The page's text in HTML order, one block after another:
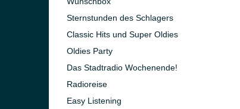
Sternstunden des Schlagers
Classic Hits und Super Oldies
Oldies Party
Das Stadtradio Wochenende!
Radioreise
Easy Listening